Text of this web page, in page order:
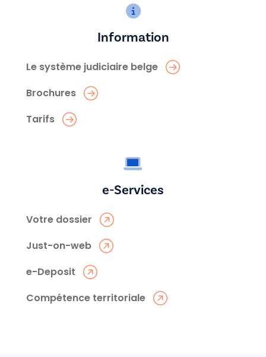
Information
Le système judiciaire belge
Brochures
Tarifs
e-Services
Votre dossier
Just-on-web
e-Deposit
Compétence territoriale